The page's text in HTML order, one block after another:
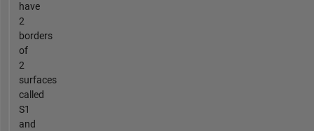
have
2
borders
of
2
surfaces
called
S1
and